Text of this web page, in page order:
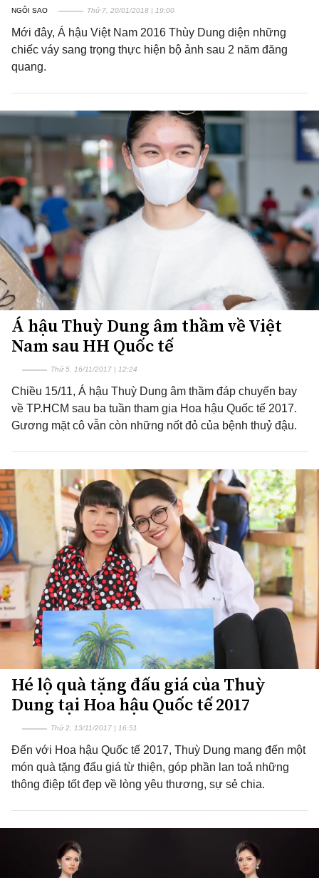
NGÔI SAO Thứ 7, 20/01/2018 | 19:00
Mới đây, Á hậu Việt Nam 2016 Thùy Dung diện những
chiếc váy sang trọng thực hiện bộ ảnh sau 2 năm đăng
quang.
Á hậu Thuỳ Dung âm thầm về Việt
Nam sau HH Quốc tế
Thứ 5, 16/11/2017 | 12:24
Chiều 15/11, Á hậu Thuỳ Dung âm thầm đáp chuyến bay
về TP.HCM sau ba tuần tham gia Hoa hậu Quốc tế 2017.
Gương mặt cô vẫn còn những nốt đỏ của bệnh thuỷ đậu.
Hé lộ quà tặng đấu giá của Thuỳ
Dung tại Hoa hậu Quốc tế 2017
Thứ 2, 13/11/2017 | 16:51
Đến với Hoa hậu Quốc tế 2017, Thuỳ Dung mang đến một
món quà tặng đấu giá từ thiện, góp phần lan toả những
thông điệp tốt đẹp về lòng yêu thương, sự sẻ chia.